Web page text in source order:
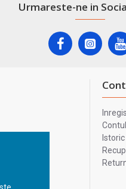
Urmareste-ne in